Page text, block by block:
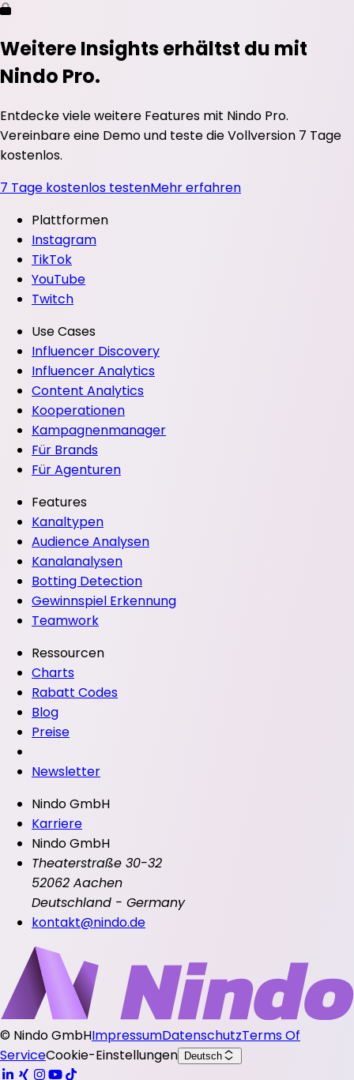
Weitere Insights erhältst du mit
Nindo Pro.
Entdecke viele weitere Features mit Nindo Pro.
Vereinbare eine Demo und teste die Vollversion 7 Tage
kostenlos.
7 Tage kostenlos testenMehr erfahren
Plattformen
Instagram
TikTok
YouTube
Twitch
Use Cases
Influencer Discovery
Influencer Analytics
Content Analytics
Kooperationen
Kampagnenmanager
Für Brands
Für Agenturen
Features
Kanaltypen
Audience Analysen
Kanalanalysen
Botting Detection
Gewinnspiel Erkennung
Teamwork
Ressourcen
Charts
Rabatt Codes
Blog
Preise
Newsletter
Nindo GmbH
Karriere
Nindo GmbH
Theaterstraße 30-32
52062 Aachen
Deutschland - Germany
kontakt@nindo.de
© Nindo GmbHImpressumDatenschutzTerms Of
ServiceCookie-Einstellungen Deutsch